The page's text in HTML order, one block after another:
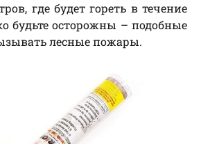
где будет гореть в течение
будьте осторожны – подобные
лесные пожары.